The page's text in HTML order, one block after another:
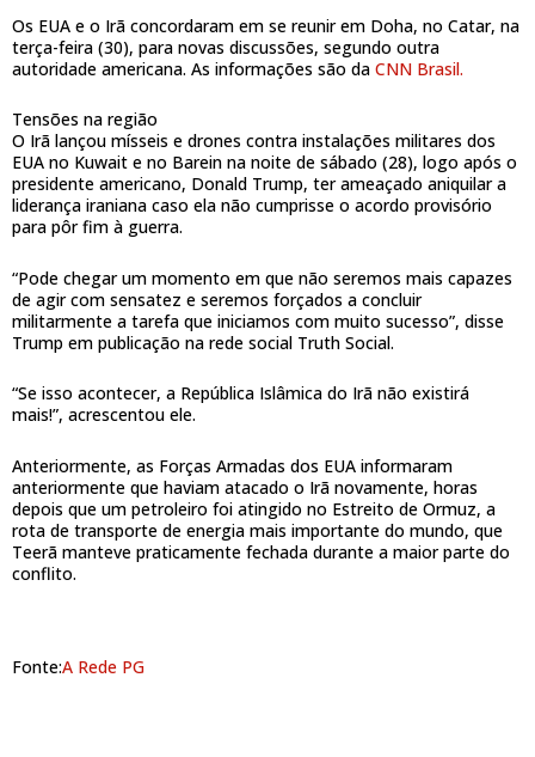
Os EUA e o Irã concordaram em se reunir em Doha, no Catar, na
terça-feira (30), para novas discussões, segundo outra
autoridade americana. As informações são da CNN Brasil.
Tensões na região
O Irã lançou mísseis e drones contra instalações militares dos
EUA no Kuwait e no Barein na noite de sábado (28), logo após o
presidente americano, Donald Trump, ter ameaçado aniquilar a
liderança iraniana caso ela não cumprisse o acordo provisório
para pôr fim à guerra.
“Pode chegar um momento em que não seremos mais capazes
de agir com sensatez e seremos forçados a concluir
militarmente a tarefa que iniciamos com muito sucesso”, disse
Trump em publicação na rede social Truth Social.
“Se isso acontecer, a República Islâmica do Irã não existirá
mais!”, acrescentou ele.
Anteriormente, as Forças Armadas dos EUA informaram
anteriormente que haviam atacado o Irã novamente, horas
depois que um petroleiro foi atingido no Estreito de Ormuz, a
rota de transporte de energia mais importante do mundo, que
Teerã manteve praticamente fechada durante a maior parte do
conflito.
Fonte:A Rede PG